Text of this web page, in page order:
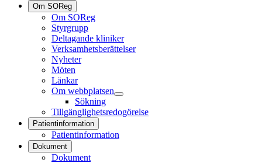
Om SOReg
Om SOReg
Styrgrupp
Deltagande kliniker
Verksamhetsberättelser
Nyheter
Möten
Länkar
Om webbplatsen
Sökning
Tillgänglighetsredogörelse
Patientinformation
Patientinformation
Dokument
Dokument